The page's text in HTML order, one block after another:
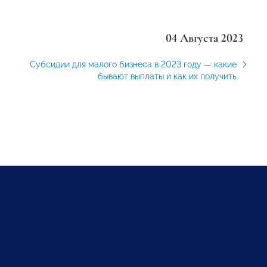
04 Августа 2023
Субсидии для малого бизнеса в 2023 году — какие
бывают выплаты и как их получить